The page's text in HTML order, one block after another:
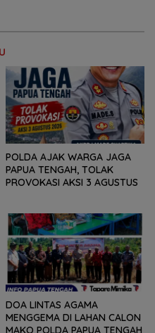
POLDA AJAK WARGA JAGA
PAPUA TENGAH, TOLAK
PROVOKASI AKSI 3 AGUSTUS
DOA LINTAS AGAMA
MENGGEMA DI LAHAN CALON
MAKO POLDA PAPUA TENGAH